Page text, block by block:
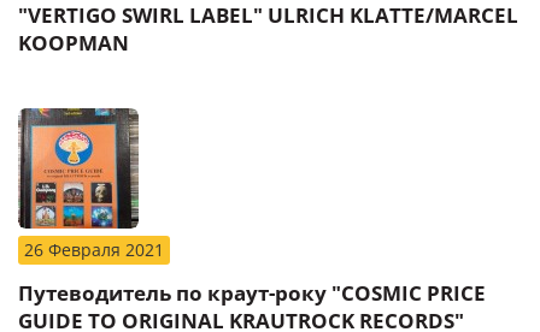
"VERTIGO SWIRL LABEL" ULRICH KLATTE/MARCEL
KOOPMAN
26 Февраля 2021
Путеводитель по краут-року "COSMIC PRICE
GUIDE TO ORIGINAL KRAUTROCK RECORDS"